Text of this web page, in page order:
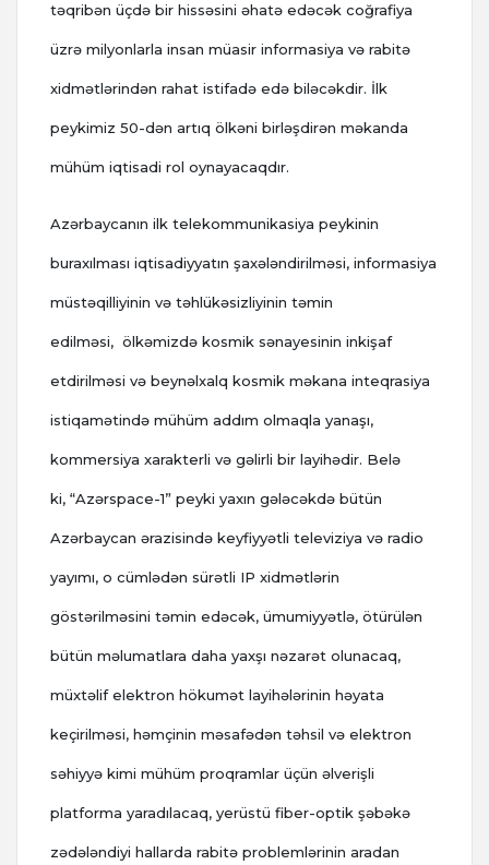
təqribən üçdə bir hissəsini əhatə edəcək coğrafiya
üzrə milyonlarla insan müasir informasiya və rabitə
xidmətlərindən rahat istifadə edə biləcəkdir. İlk
peykimiz 50-dən artıq ölkəni birləşdirən məkanda
mühüm iqtisadi rol oynayacaqdır.
Azərbaycanın ilk telekommunikasiya peykinin
buraxılması iqtisadiyyatın şaxələndirilməsi, informasiya
müstəqilliyinin və təhlükəsizliyinin təmin
edilməsi, ölkəmizdə kosmik sənayesinin inkişaf
etdirilməsi və beynəlxalq kosmik məkana inteqrasiya
istiqamətində mühüm addım olmaqla yanaşı,
kommersiya xarakterli və gəlirli bir layihədir. Belə
ki, “Azərspace-1” peyki yaxın gələcəkdə bütün
Azərbaycan ərazisində keyfiyyətli televiziya və radio
yayımı, o cümlədən sürətli IP xidmətlərin
göstərilməsini təmin edəcək, ümumiyyətlə, ötürülən
bütün məlumatlara daha yaxşı nəzarət olunacaq,
müxtəlif elektron hökumət layihələrinin həyata
keçirilməsi, həmçinin məsafədən təhsil və elektron
səhiyyə kimi mühüm proqramlar üçün əlverişli
platforma yaradılacaq, yerüstü fiber-optik şəbəkə
zədələndiyi hallarda rabitə problemlərinin aradan